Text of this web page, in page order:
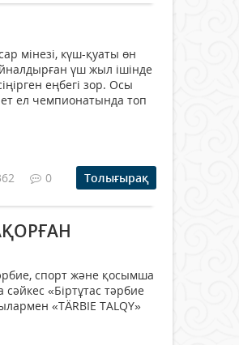
мінезі, күш-қуаты өн
үш жыл ішінде
еңбегі зор. Осы
ел чемпионатында топ
0 Толығырақ
спорт және қосымша
«Біртұтас тәрбие
«ТÄRBIE TALQY»